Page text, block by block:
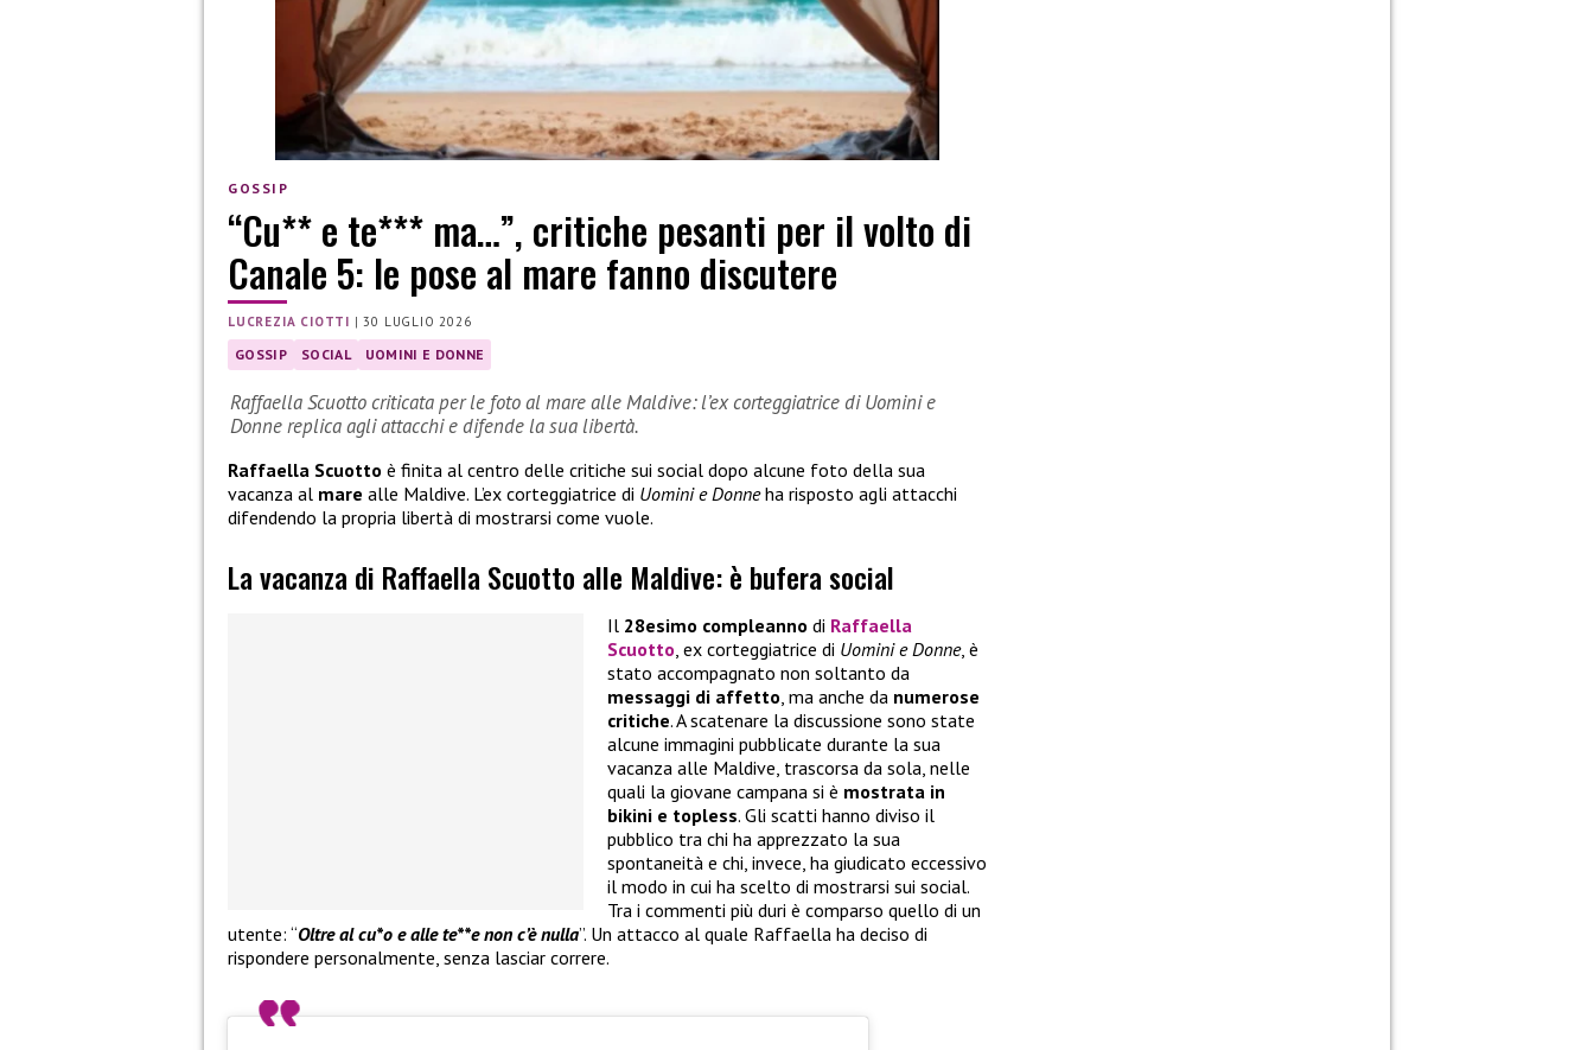
GOSSIP
“Cu** e te*** ma…”, critiche pesanti per il volto di
Canale 5: le pose al mare fanno discutere
LUCREZIA CIOTTI |30 LUGLIO 2026
GOSSIP SOCIAL UOMINI E DONNE
Raffaella Scuotto criticata per le foto al mare alle Maldive: l’ex corteggiatrice di Uomini e
Donne replica agli attacchi e difende la sua libertà.
Raffaella Scuotto è finita al centro delle critiche sui social dopo alcune foto della sua
vacanza al mare alle Maldive. L’ex corteggiatrice di Uomini e Donneha risposto agli attacchi
difendendo la propria libertà di mostrarsi come vuole.
La vacanza di Raffaella Scuotto alle Maldive: è bufera social
Il 28esimo compleanno di Raffaella
Scuotto, ex corteggiatrice di Uomini e Donne, è
stato accompagnato non soltanto da
messaggi di affetto, ma anche da numerose
critiche. A scatenare la discussione sono state
alcune immagini pubblicate durante la sua
vacanza alle Maldive, trascorsa da sola, nelle
quali la giovane campana si è mostrata in
bikini e topless. Gli scatti hanno diviso il
pubblico tra chi ha apprezzato la sua
spontaneità e chi, invece, ha giudicato eccessivo
il modo in cui ha scelto di mostrarsi sui social.
Tra i commenti più duri è comparso quello di un
utente: “Oltre al cu*o e alle te**e non c’è nulla”. Un attacco al quale Raffaella ha deciso di
rispondere personalmente, senza lasciar correre.